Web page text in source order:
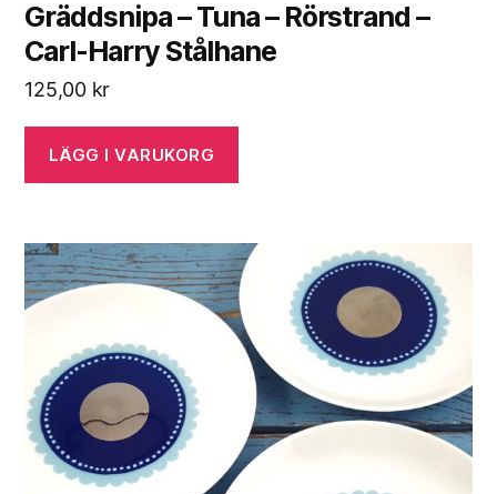
Gräddsnipa – Tuna – Rörstrand –
Carl-Harry Stålhane
125,00 kr
LÄGG I VARUKORG